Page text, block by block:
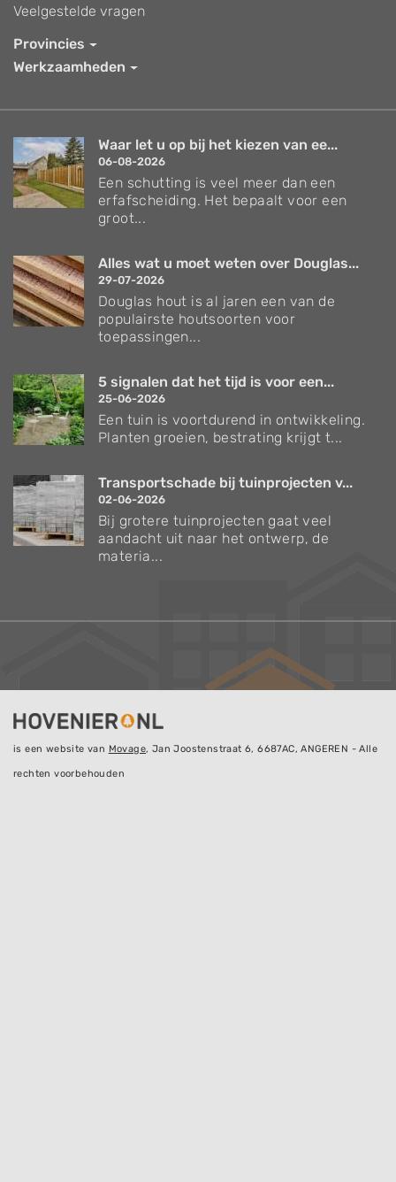
Veelgestelde vragen
Provincies
Werkzaamheden
Waar let u op bij het kiezen van ee...
06-08-2026
Een schutting is veel meer dan een
erfafscheiding. Het bepaalt voor een
groot...
Alles wat u moet weten over Douglas...
29-07-2026
Douglas hout is al jaren een van de
populairste houtsoorten voor
toepassingen...
5 signalen dat het tijd is voor een...
25-06-2026
Een tuin is voortdurend in ontwikkeling.
Planten groeien, bestrating krijgt t...
Transportschade bij tuinprojecten v...
02-06-2026
Bij grotere tuinprojecten gaat veel
aandacht uit naar het ontwerp, de
materia...
is een website van Movage, Jan Joostenstraat 6, 6687AC, ANGEREN - Alle
rechten voorbehouden